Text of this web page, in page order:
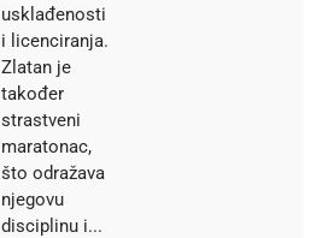
usklađenosti
i licenciranja.
Zlatan je
također
strastveni
maratonac,
što odražava
njegovu
disciplinu i...